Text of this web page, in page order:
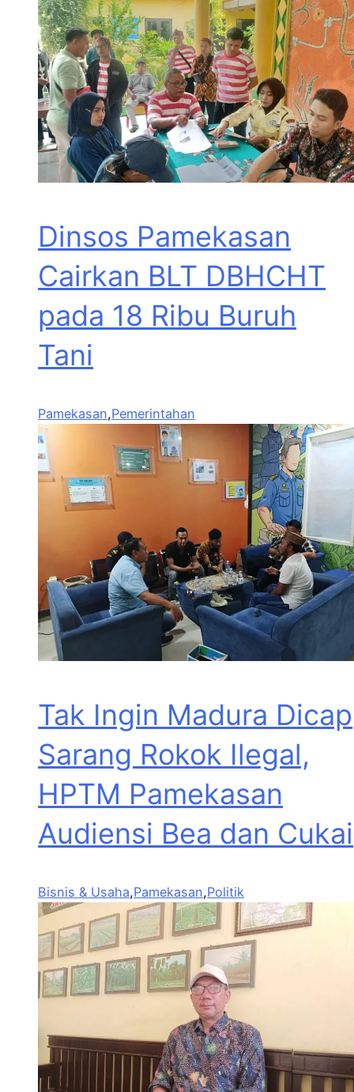
Dinsos Pamekasan
Cairkan BLT DBHCHT
pada 18 Ribu Buruh
Tani
Pamekasan,Pemerintahan
Tak Ingin Madura Dicap
Sarang Rokok Ilegal,
HPTM Pamekasan
Audiensi Bea dan Cukai
Bisnis & Usaha,Pamekasan,Politik